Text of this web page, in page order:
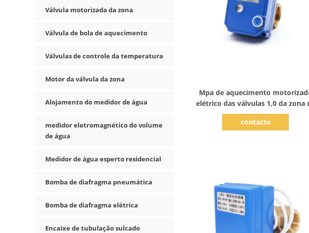
Válvula motorizada da zona
Válvula de bola de aquecimento
Válvulas de controle da temperatura
Motor da válvula da zona
Alojamento do medidor de água
medidor eletromagnético do volume
de água
Medidor de água esperto residencial
Bomba de diafragma pneumática
Bomba de diafragma elétrica
Encaixe de tubulação sulcado
Mpa de aquecimento
elétrico das válvulas 1,0 da zona
AC230V com punho manual
contacto